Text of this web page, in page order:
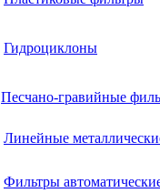
Гидроциклоны
Песчано-гравийные
Линейные
Фильтры